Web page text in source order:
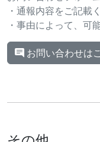
・通報内容をご記載
・事由によって、可
お問い合わせは